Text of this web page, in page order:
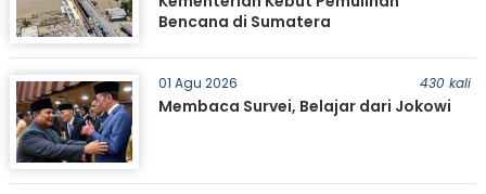
Bencana di Sumatera
01 Agu 2026 430 kali
Membaca Survei, Belajar dari Jokowi